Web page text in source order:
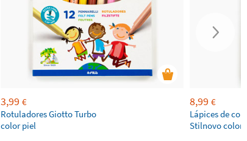
3,99 €
Rotuladores​ Giotto Turbo
color piel
8,99 €
Lápices de
Stilnovo color